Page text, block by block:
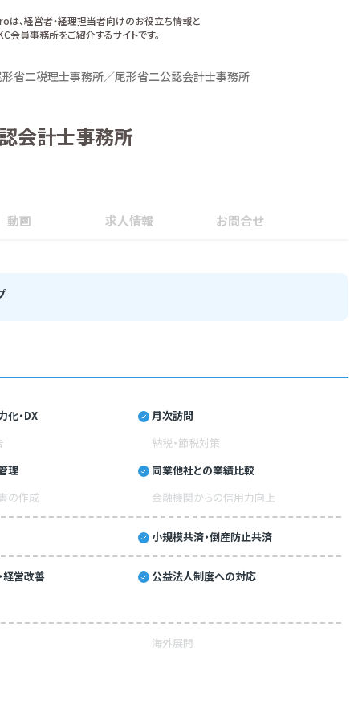
は、経営者・経理担当者向けのお役立ち情報と
会員事務所をご紹介するサイトです。
省二税理士事務所／尾形省二公認会計士事務所
会計士事務所
動画 求人情報 お問合せ
化・DX
月次訪問
納税・節税対策
理
同業他社との業績比較
の作成 金融機関からの信用力向上
小規模共済・倒産防止共済
経営改善
公益法人制度への対応
海外展開